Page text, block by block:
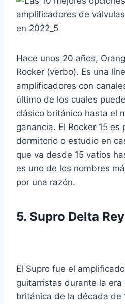
Hace unos 20 años,
Rocker (verbo). Es una
amplificadores con
último de los cuales
clásico británico hasta el
ganancia. El Rocker 15
dormitorio o estudio en
que va desde 15 vatios
es uno de los nombres
por una razón.
5. Supro Delta
El Supro fue el
guitarristas durante la era
británica de la década de